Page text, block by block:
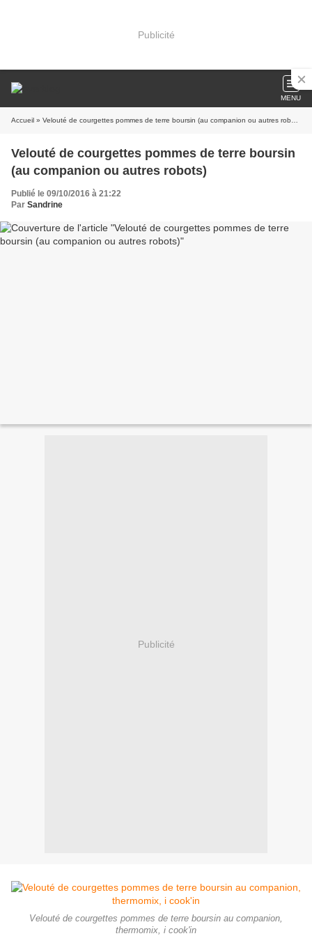
Publicité
MENU
Accueil » Velouté de courgettes pommes de terre boursin (au companion ou autres robots)
Velouté de courgettes pommes de terre boursin
(au companion ou autres robots)
Publié le 09/10/2016 à 21:22
Par Sandrine
Publicité
Velouté de courgettes pommes de terre boursin au companion,
thermomix, i cook'in